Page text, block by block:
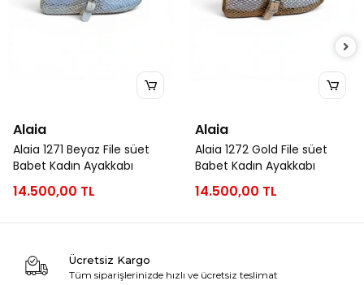
Alaia
Alaia 1271 Beyaz File süet
Babet Kadın Ayakkabı
14.500,00 TL
Alaia
Alaia 1272 Gold File süet
Babet Kadın Ayakkabı
14.500,00 TL
Ücretsiz Kargo
Tüm siparişlerinizde hızlı ve ücretsiz teslimat